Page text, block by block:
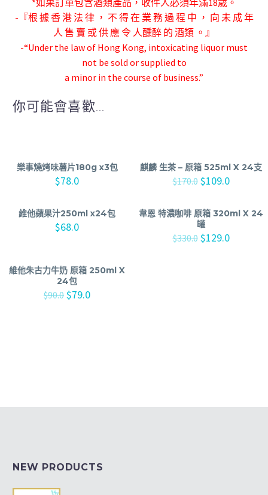
*如果訂單包含酒類產品，收件人必須年滿18歲。
-『根 據 香 港 法 律 ， 不 得 在 業 務 過 程 中 ， 向 未 成 年
人 售 賣 或 供 應 令 人醺醉 的 酒類 。』
-“Under the law of Hong Kong, intoxicating liquor must
not be sold or supplied to
a minor in the course of business.”
你可能會喜歡...
樂事燒烤味薯片180g x3包
$78.0
麒麟 生茶 – 原箱 525ml X 24支
$170.0 $109.0
維他蘋果汁250ml x24包
$68.0
韋恩 特濃咖啡 原箱 320ml X 24
罐
$330.0 $129.0
維他朱古力牛奶 原箱 250ml X
24包
$90.0 $79.0
NEW PRODUCTS